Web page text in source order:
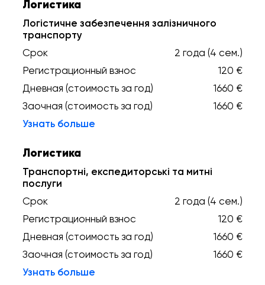
Логистика
Логістичне забезпечення залізничного
транспорту
Срок
2 года (4 сем.)
Регистрационный взнос
120 €
Дневная (стоимость за год)
1660 €
Заочная (стоимость за год)
1660 €
Узнать больше
Логистика
Транспортні, експедиторські та митні
послуги
Срок
2 года (4 сем.)
Регистрационный взнос
120 €
Дневная (стоимость за год)
1660 €
Заочная (стоимость за год)
1660 €
Узнать больше